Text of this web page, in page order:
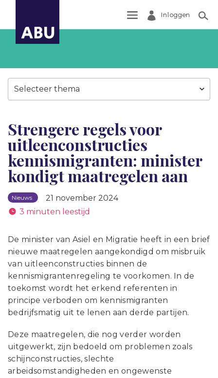
Inloggen
Selecteer thema
Strengere regels voor
uitleenconstructies
kennismigranten: minister
kondigt maatregelen aan
Nieuws
21 november 2024
3 minuten leestijd
De minister van Asiel en Migratie heeft in een brief
nieuwe maatregelen aangekondigd om misbruik
van uitleenconstructies binnen de
kennismigrantenregeling te voorkomen. In de
toekomst wordt het erkend referenten in
principe verboden om kennismigranten
bedrijfsmatig uit te lenen aan derde partijen.
Deze maatregelen, die nog verder worden
uitgewerkt, zijn bedoeld om problemen zoals
schijnconstructies, slechte
arbeidsomstandigheden en ongewenste